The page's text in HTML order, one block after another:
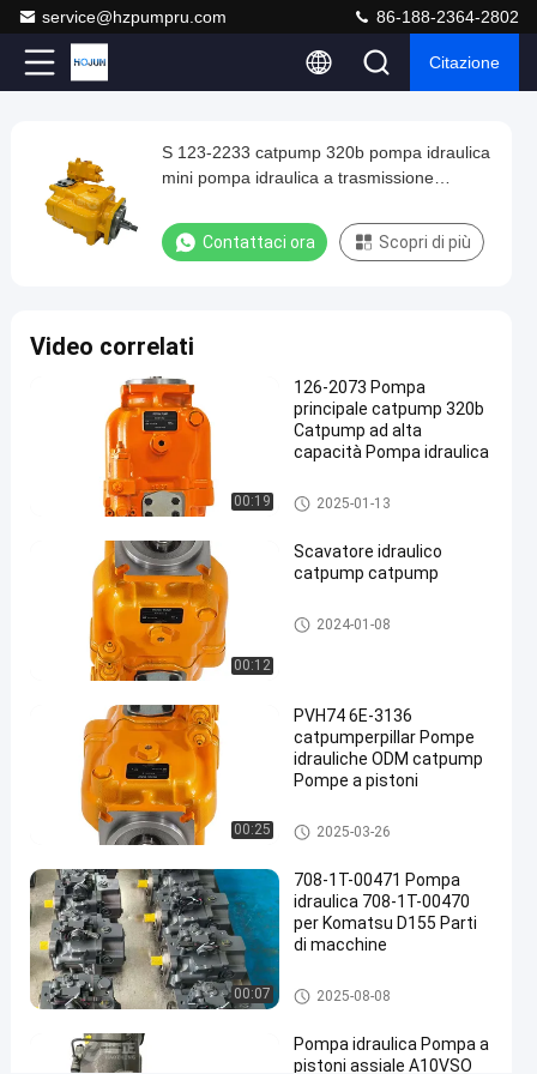
service@hzpumpru.com 86-188-2364-2802
Citazione
Video
123-
2233
idraulica
idraulica
personalizzata
pompe
idrauliche
2025-
01-13
729
ora
pompe a
catapulta
pompe a
pressione
Catpump
Pompa
idraulica
#
kit di
riparazione
della
pompa
S 123-2233 catpump 320b pompa idraulica
mini pompa idraulica a trasmissione
Contattaci ora Scopri di più
Video correlati
00:19
126-2073 Pompa
principale catpump 320b
Catpump ad alta
capacità Pompa idraulica
pompe idrauliche
2025-01-13
00:12
Scavatore idraulico
catpump catpump
pompe idrauliche
2024-01-08
00:25
PVH74 6E-3136
catpumperpillar Pompe
idrauliche ODM catpump
Pompe a pistoni
pompe idrauliche
2025-03-26
00:07
708-1T-00471 Pompa
idraulica 708-1T-00470
per Komatsu D155 Parti
di macchine
pompa idraulica a pistoni
2025-08-08
Pompa idraulica Pompa a
pistoni assiale A10VSO